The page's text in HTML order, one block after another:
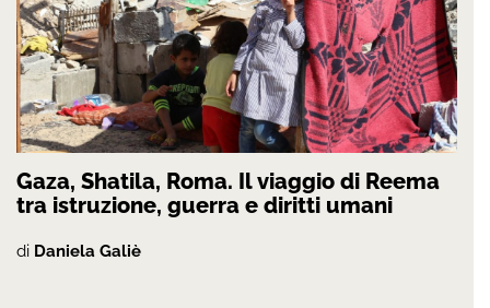
Gaza, Shatila, Roma. Il viaggio di Reema
tra istruzione, guerra e diritti umani
di Daniela Galiè